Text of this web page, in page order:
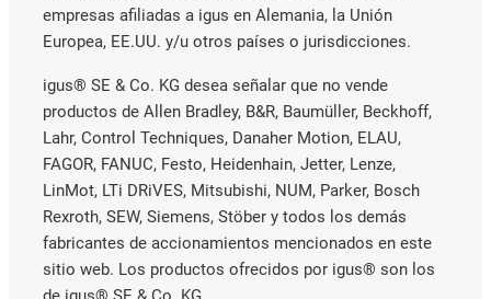
empresas afiliadas a igus en Alemania, la Unión
Europea, EE.UU. y/u otros países o jurisdicciones.
igus® SE & Co. KG desea señalar que no vende
productos de Allen Bradley, B&R, Baumüller, Beckhoff,
Lahr, Control Techniques, Danaher Motion, ELAU,
FAGOR, FANUC, Festo, Heidenhain, Jetter, Lenze,
LinMot, LTi DRiVES, Mitsubishi, NUM, Parker, Bosch
Rexroth, SEW, Siemens, Stöber y todos los demás
fabricantes de accionamientos mencionados en este
sitio web. Los productos ofrecidos por igus® son los